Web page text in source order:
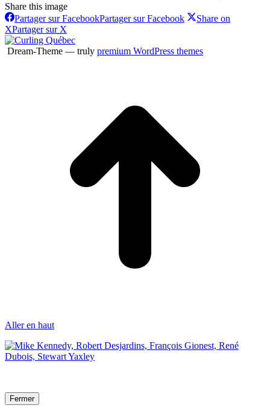
Share this image
Partager sur FacebookPartager sur Facebook
Share on
XPartager sur X
Dream-Theme — truly premium WordPress themes
Aller en haut
Fermer